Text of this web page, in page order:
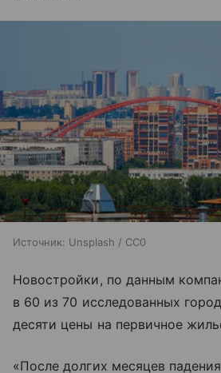
Источник: Unsplash / CC0
Новостройки, по данным
в 60 из 70 исследованных
десяти цены на первичное
«После долгих месяцев